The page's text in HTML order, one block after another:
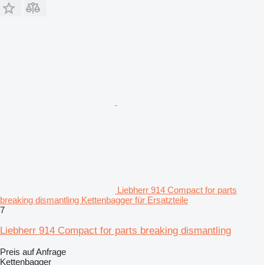
Liebherr 914 Compact for parts
breaking dismantling Kettenbagger für Ersatzteile
7
Liebherr 914 Compact for parts breaking dismantling
Preis auf Anfrage
Kettenbagger